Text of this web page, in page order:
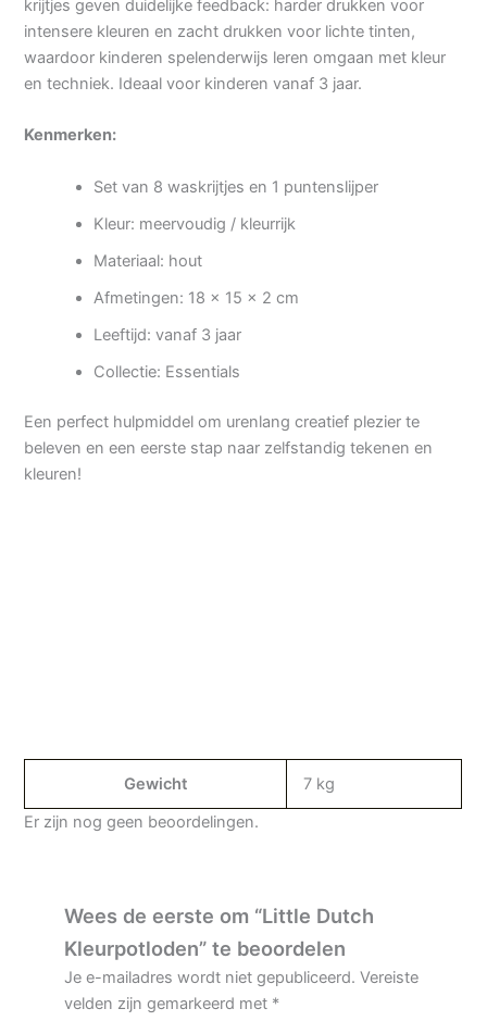
krijtjes geven duidelijke feedback: harder drukken voor
intensere kleuren en zacht drukken voor lichte tinten,
waardoor kinderen spelenderwijs leren omgaan met kleur
en techniek. Ideaal voor kinderen vanaf 3 jaar.
Kenmerken:
Set van 8 waskrijtjes en 1 puntenslijper
Kleur: meervoudig / kleurrijk
Materiaal: hout
Afmetingen: 18 x 15 x 2 cm
Leeftijd: vanaf 3 jaar
Collectie: Essentials
Een perfect hulpmiddel om urenlang creatief plezier te
beleven en een eerste stap naar zelfstandig tekenen en
kleuren!
Gewicht
7 kg
Er zijn nog geen beoordelingen.
Wees de eerste om “Little Dutch
Kleurpotloden” te beoordelen
Je e-mailadres wordt niet gepubliceerd. Vereiste
velden zijn gemarkeerd met *